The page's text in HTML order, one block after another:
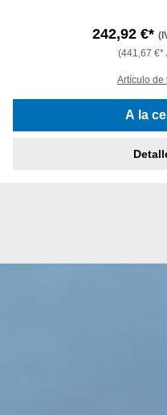
242,92 €*
(441,67 €*
Artículo de
A la